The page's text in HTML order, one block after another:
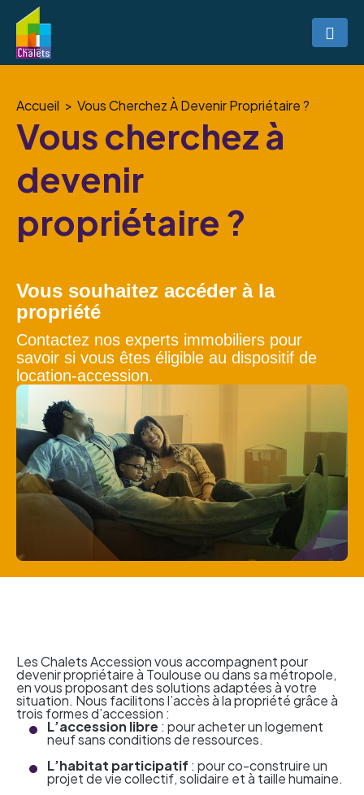
Accueil Vous Cherchez À Devenir Propriétaire ?
Vous cherchez à
devenir
propriétaire ?
Vous souhaitez accéder à la
propriété
Contactez nos experts immobiliers pour
savoir si vous êtes éligible au dispositif de
location-accession.
Les Chalets Accession vous accompagnent pour
devenir propriétaire à Toulouse ou dans sa métropole,
en vous proposant des solutions adaptées à votre
situation. Nous facilitons l’accès à la propriété grâce à
trois formes d’accession :
L’accession libre : pour acheter un logement
neuf sans conditions de ressources.
L’habitat participatif : pour co-construire un
projet de vie collectif, solidaire et à taille humaine.